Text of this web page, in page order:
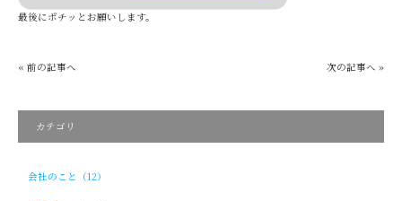
最後にポチッとお願いします。
« 前の記事へ 次の記事へ »
カテゴリ
会社のこと（12）